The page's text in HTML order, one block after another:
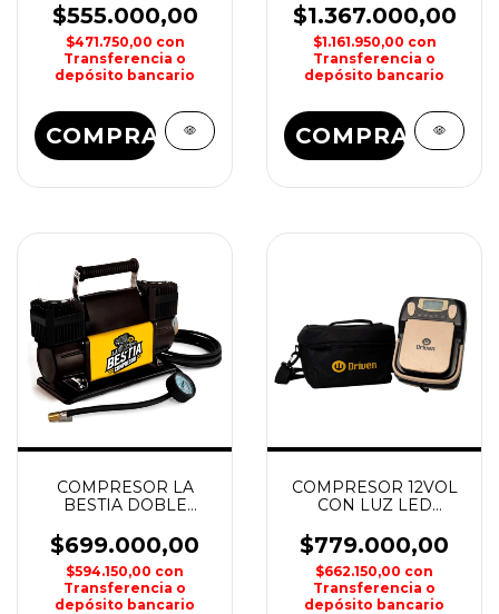
DRIVEN
$555.000,00
$471.750,00 con
Transferencia o
depósito bancario
COMPRAR
$1.367.000,00
$1.161.950,00 con
Transferencia o
depósito bancario
COMPRAR
COMPRESOR LA
BESTIA DOBLE
$699.000,00
$594.150,00 con
Transferencia o
depósito bancario
COMPRESOR 12VOL
CON LUZ LED
DRIVEN
$779.000,00
$662.150,00 con
Transferencia o
depósito bancario